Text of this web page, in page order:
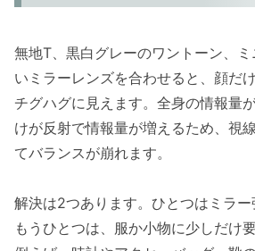
無地T、黒白グレーのワントーン、
いミラーレンズを合わせると、顔だ
チグハグに見えます。全身の情報量
けが反射で情報量が増えるため、視
てバランスが崩れます。
解決は2つあります。ひとつはミラー
もうひとつは、服か小物に少しだけ